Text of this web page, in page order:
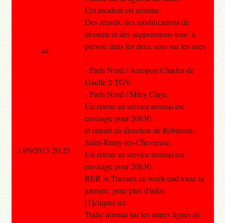
Cet incident est termine.
Des retards, des modifications de
desserte et des suppressions sont `a
prevoir dans les deux sens sur les axes
:
- Paris Nord / Aeroport Charles de
Gaulle 2 TGV.
- Paris Nord / Mitry Claye.
Un retour au service normal est
envisage pour 20h30.
et ralenti en direction de Robinson -
Saint-Remy-les-Chevreuse.
Un retour au service normal est
envisage pour 20h30.
RER A Travaux ce week-end toute la
journee, pour plus d'infos
[1]cliquer ici.
Trafic normal sur les autres lignes de
au
14/9/2013 20:25